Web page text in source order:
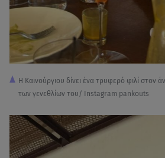
Η Kαινούργιου δίνει ένα τρυφερό φιλί στον
των γενεθλίων του/ Instagram pankouts